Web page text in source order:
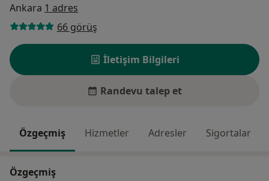
Ankara 1 adres
66 görüş
İletişim Bilgileri
Randevu talep et
Özgeçmiş Hizmetler Adresler Sigortalar
Özgeçmiş